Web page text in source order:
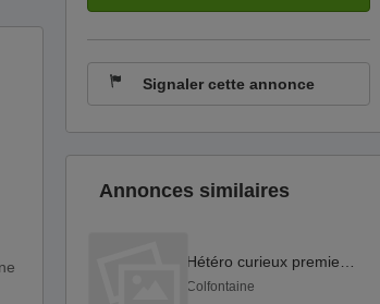
Signaler cette annonce
Annonces similaires
Colfontaine